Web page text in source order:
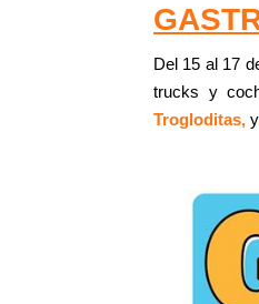
Del 15 al 17
trucks y
Trogloditas, y